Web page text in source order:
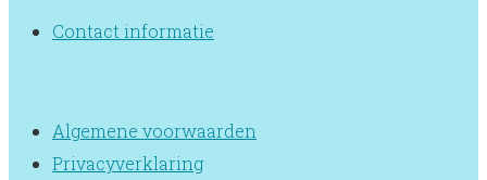
aantal
Contact informatie
Algemene voorwaarden
Privacyverklaring